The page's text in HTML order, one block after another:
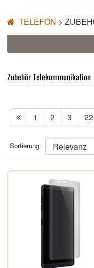
TELEFON >
Zubehör Telekommunikation
1 2 3 22
Sortierung: